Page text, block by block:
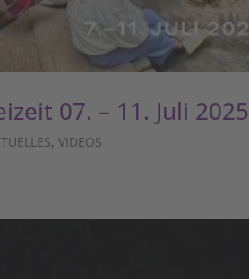
07. – 11. Juli 2025
,VIDEOS